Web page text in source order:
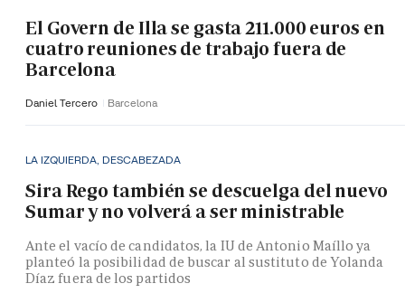
El Govern de Illa se gasta 211.000 euros en
cuatro reuniones de trabajo fuera de
Barcelona
Daniel Tercero Barcelona
LA IZQUIERDA, DESCABEZADA
Sira Rego también se descuelga del nuevo
Sumar y no volverá a ser ministrable
Ante el vacío de candidatos, la IU de Antonio Maíllo ya
planteó la posibilidad de buscar al sustituto de Yolanda
Díaz fuera de los partidos